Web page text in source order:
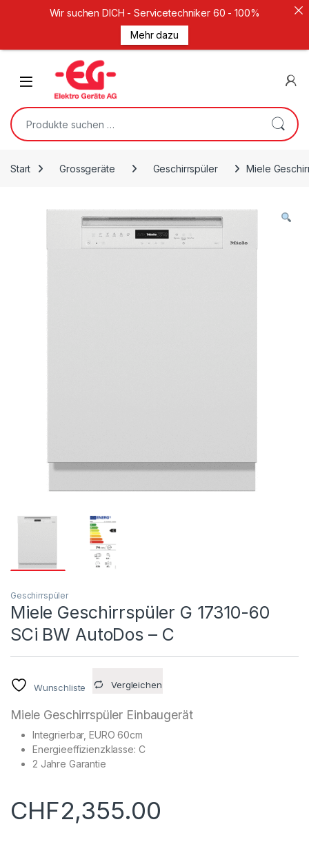
Open
Suche nach:
Start Grossgeräte Geschirrspüler Miele
Geschirrspüler
Miele Geschirrspüler G 17310-60
SCi BW AutoDos – C
Wunschliste Vergleichen
Miele Geschirrspüler Einbaugerät
Integrierbar, EURO 60cm
Energieeffizienzklasse: C
2 Jahre Garantie
CHF2,355.00
Wir suchen DICH - Servicetechniker 60 - 100%
Mehr dazu